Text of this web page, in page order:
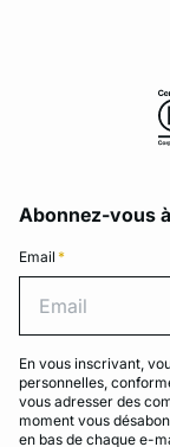
Abonnez-vous
Email *
En vous inscrivant,
personnelles,
vous adresser des
moment vous
en bas de chaque e-